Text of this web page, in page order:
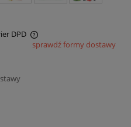
DPD
kosztów płatności
sprawdź formy dostawy